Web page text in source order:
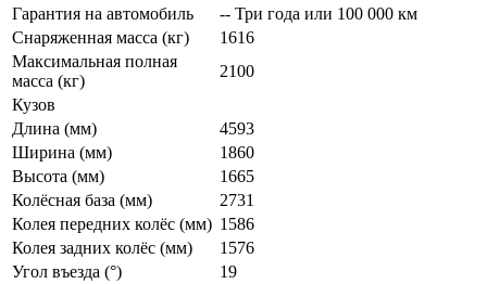
Гарантия на автомобиль
-- Три года или 100 000 км
Снаряженная масса (кг)
1616
Максимальная полная
масса (кг)
2100
Кузов
Длина (мм)
4593
Ширина (мм)
1860
Высота (мм)
1665
Колёсная база (мм)
2731
Колея передних колёс (мм) 1586
Колея задних колёс (мм)
1576
Угол въезда (°)
19